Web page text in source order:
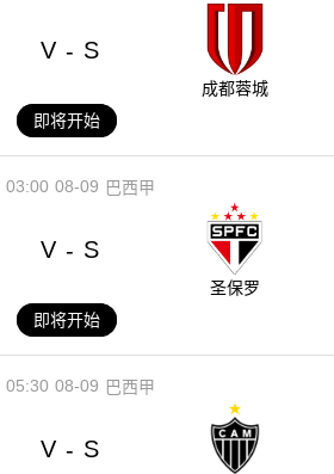
V - S
成都蓉城
即将开始
08-09
03:00 巴西甲
V - S
圣保罗
即将开始
08-09
05:30 巴西甲
V - S